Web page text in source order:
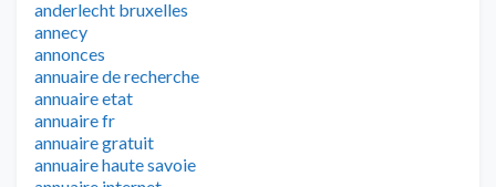
anderlecht bruxelles
annecy
annonces
annuaire de recherche
annuaire etat
annuaire fr
annuaire gratuit
annuaire haute savoie